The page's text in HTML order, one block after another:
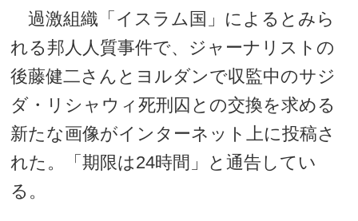
過激組織「イスラム国」によるとみら
れる邦人人質事件で、ジャーナリストの
後藤健二さんとヨルダンで収監中のサジ
ダ・リシャウィ死刑囚との交換を求める
新たな画像がインターネット上に投稿さ
れた。「期限は24時間」と通告してい
る。